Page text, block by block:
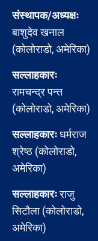
संस्थापक/अध्यक्षः
बाशुदेव खनाल
(कोलोराडो, अमेरिका)
सल्लाहकारः
रामचन्द्र पन्त
(कोलोराडो, अमेरिका)
सल्लाहकारःधर्मराज
श्रेष्ठ (कोलोराडो,
अमेरिका)
सल्लाहकारःराजु
सिटौला (कोलोराडो,
अमेरिका)